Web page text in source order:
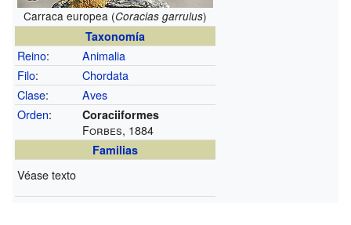
Carraca europea (Coracias garrulus)
Taxonomía
Reino:
Animalia
Filo:
Chordata
Clase:
Aves
Orden: Coraciiformes
Forbes, 1884
Familias
Véase texto